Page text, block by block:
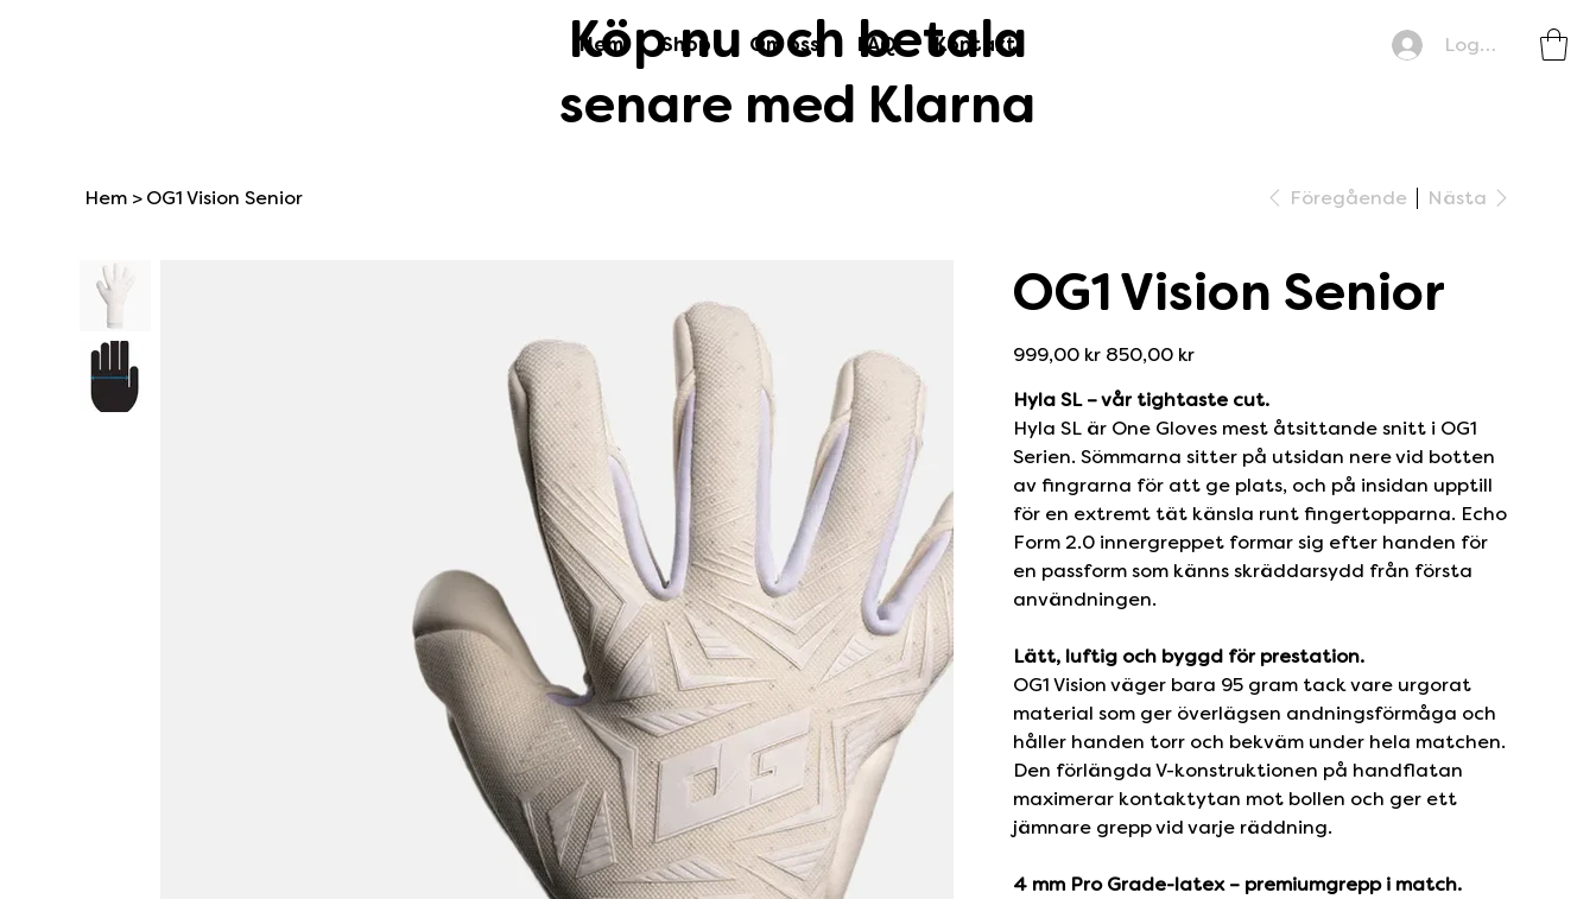
Köp nu och betala
senare med Klarna
Hem Shop Om oss FAQ Kontakt Logga in
Hem > OG1 Vision Senior Föregående Nästa
OG1 Vision Senior
Originalpris
999,00 kr Reapris
850,00 kr
Hyla SL – vår tightaste cut.
Hyla SL är One Gloves mest åtsittande snitt i OG1
Serien. Sömmarna sitter på utsidan nere vid botten
av fingrarna för att ge plats, och på insidan upptill
för en extremt tät känsla runt fingertopparna. Echo
Form 2.0 innergreppet formar sig efter handen för
en passform som känns skräddarsydd från första
användningen.
Lätt, luftig och byggd för prestation.
OG1 Vision väger bara 95 gram tack vare urgorat
material som ger överlägsen andningsförmåga och
håller handen torr och bekväm under hela matchen.
Den förlängda V-konstruktionen på handflatan
maximerar kontaktytan mot bollen och ger ett
jämnare grepp vid varje räddning.
4 mm Pro Grade-latex – premiumgrepp i match.